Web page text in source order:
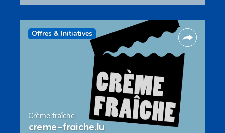
Offres & Initiatives
Crème fraîche
creme-fraiche.lu